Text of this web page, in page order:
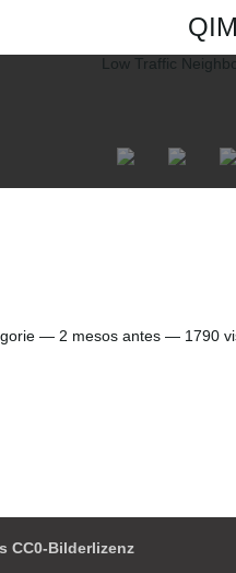
— 2 mesos antes — 1790
CC0-Bilderlizenz